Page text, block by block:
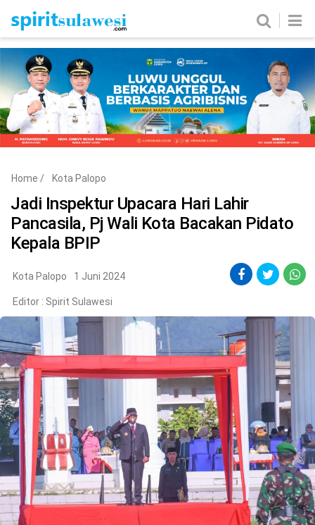
Home News
Metro Nasional
Politik Hukum & Kriminal
©
Copyright
2026
Spirit
Sulawesi
Home / Kota Palopo
Jadi Inspektur Upacara Hari Lahir
Pancasila, Pj Wali Kota Bacakan Pidato
Kepala BPIP
Kota Palopo 1 Juni 2024
Editor : Spirit Sulawesi